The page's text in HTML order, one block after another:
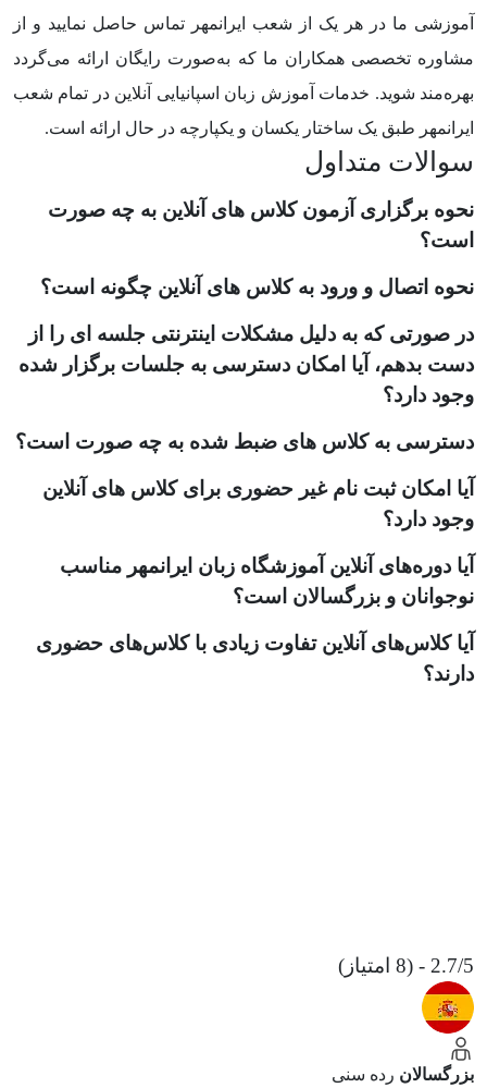
آموزشی ما در هر یک از شعب ایرانمهر تماس حاصل نمایید و از
مشاوره تخصصی همکاران ما که به‌صورت رایگان ارائه می‌گردد
بهره‌مند شوید. خدمات آموزش زبان اسپانیایی آنلاین در تمام شعب
ایرانمهر طبق یک ساختار یکسان و یکپارچه در حال ارائه است.
سوالات متداول
نحوه برگزاری آزمون کلاس های آنلاین به چه صورت
است؟
نحوه اتصال و ورود به کلاس های آنلاین چگونه است؟
در صورتی که به دلیل مشکلات اینترنتی جلسه ای را از
دست بدهم، آیا امکان دسترسی به جلسات برگزار شده
وجود دارد؟
دسترسی به کلاس های ضبط شده به چه صورت است؟
آیا امکان ثبت نام غیر حضوری برای کلاس های آنلاین
وجود دارد؟
آیا دوره‌های آنلاین آموزشگاه زبان ایرانمهر مناسب
نوجوانان و بزرگسالان است؟
آیا کلاس‌های آنلاین تفاوت زیادی با کلاس‌های حضوری
دارند؟
2.7/5 - (8 امتیاز)
بزرگسالان رده سنی